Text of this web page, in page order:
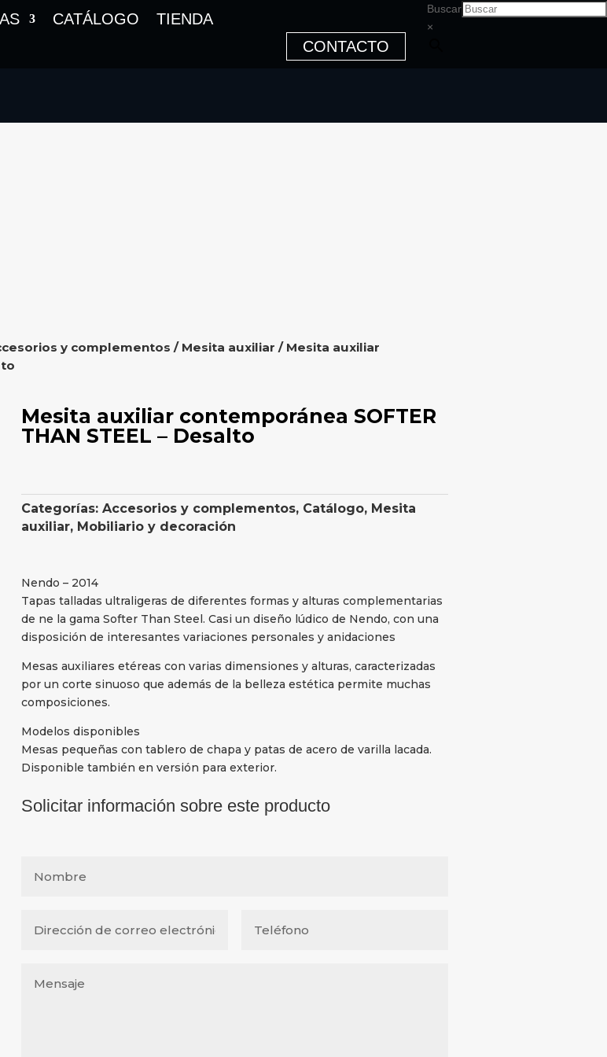
CATÁLOGO
TIENDA
CONTACTO
Buscar
×
y complementos / Mesita auxiliar / Mesita auxiliar
Mesita auxiliar contemporánea SOFTER
THAN STEEL – Desalto
Categorías: Accesorios y complementos, Catálogo, Mesita
auxiliar, Mobiliario y decoración
Nendo – 2014
Tapas talladas ultraligeras de diferentes formas y alturas complementarias
de ne la gama Softer Than Steel. Casi un diseño lúdico de Nendo, con una
disposición de interesantes variaciones personales y anidaciones
Mesas auxiliares etéreas con varias dimensiones y alturas, caracterizadas
por un corte sinuoso que además de la belleza estética permite muchas
composiciones.
Modelos disponibles
Mesas pequeñas con tablero de chapa y patas de acero de varilla lacada.
Disponible también en versión para exterior.
Solicitar información sobre este producto